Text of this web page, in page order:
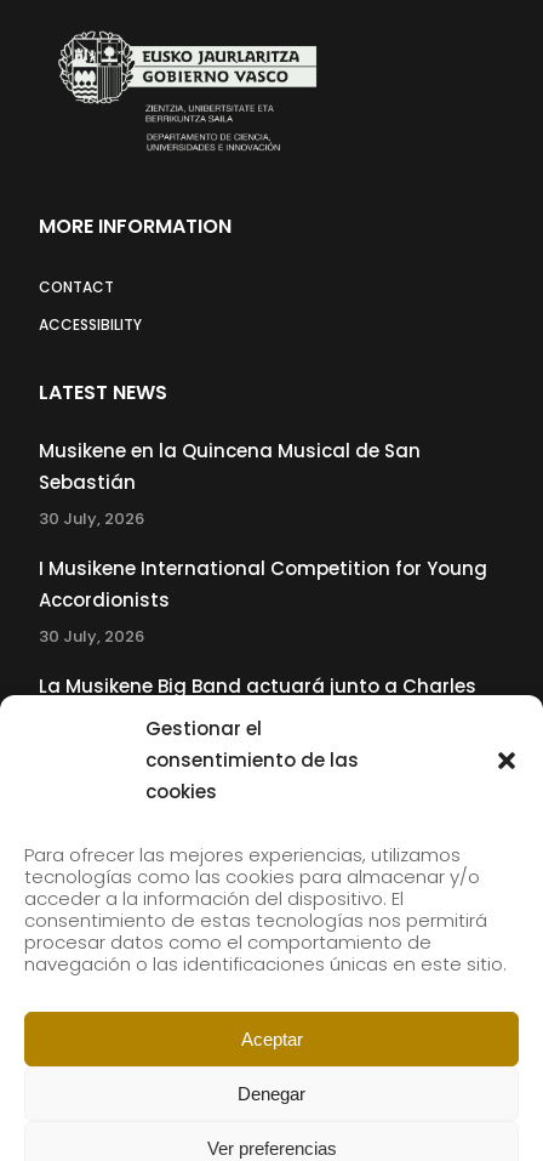
Gestionar el
consentimiento de las
cookies
Para ofrecer las mejores experiencias, utilizamos
tecnologías como las cookies para almacenar y/o
acceder a la información del dispositivo. El
consentimiento de estas tecnologías nos permitirá
procesar datos como el comportamiento de
navegación o las identificaciones únicas en este sitio.
Aceptar
Denegar
Ver preferencias
MORE INFORMATION
CONTACT
ACCESSIBILITY
LATEST NEWS
Musikene en la Quincena Musical de San
Sebastián
30 July, 2026
I Musikene International Competition for Young
Accordionists
30 July, 2026
La Musikene Big Band actuará junto a Charles
Tolliver en el 61 Jazzaldia
Subscribe to our newsletter to receive our news by
email.